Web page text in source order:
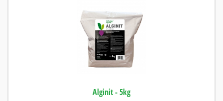
Alginit - 5kg